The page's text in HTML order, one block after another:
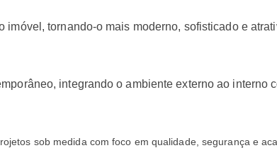
tornando-o mais moderno, sofisticado e
integrando o ambiente externo ao interno
sob medida com foco em qualidade, segurança e